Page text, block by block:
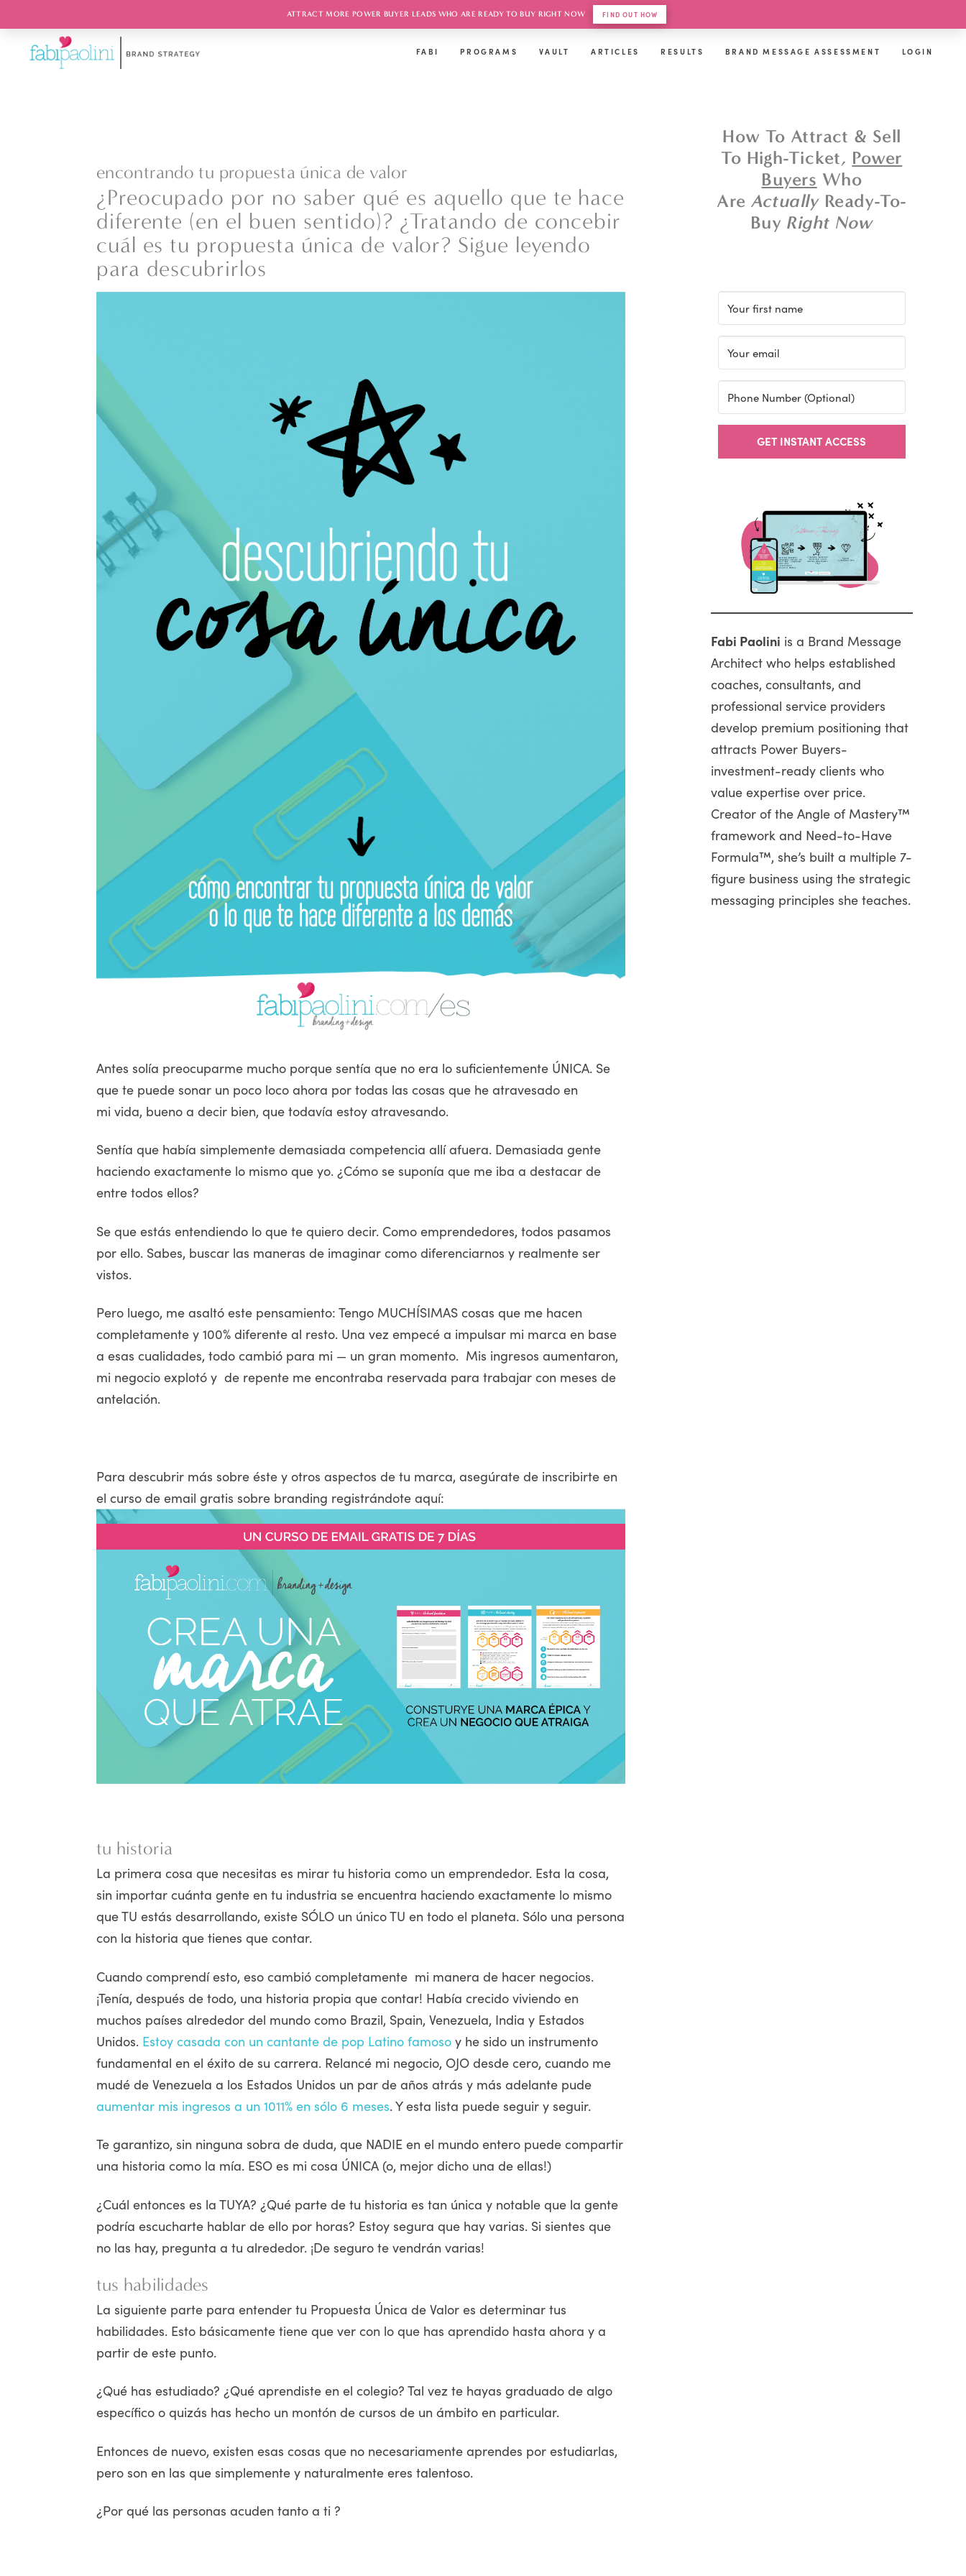
ATTRACT MORE POWER BUYER LEADS WHO ARE READY TO BUY RIGHT NOW FIND OUT HOW
FABI PROGRAMS VAULT ARTICLES RESULTS BRAND MESSAGE ASSESSMENT LOGIN
encontrando tu propuesta única de valor
¿Preocupado por no saber qué es aquello que te hace
diferente (en el buen sentido)? ¿Tratando de concebir
cuál es tu propuesta única de valor? Sigue leyendo
para descubrirlos
Antes solía preocuparme mucho porque sentía que no era lo suficientemente ÚNICA. Se
que te puede sonar un poco loco ahora por todas las cosas que he atravesado en
mi vida, bueno a decir bien, que todavía estoy atravesando.
Sentía que había simplemente demasiada competencia allí afuera. Demasiada gente
haciendo exactamente lo mismo que yo. ¿Cómo se suponía que me iba a destacar de
entre todos ellos?
Se que estás entendiendo lo que te quiero decir. Como emprendedores, todos pasamos
por ello. Sabes, buscar las maneras de imaginar como diferenciarnos y realmente ser
vistos.
Pero luego, me asaltó este pensamiento: Tengo MUCHÍSIMAS cosas que me hacen
completamente y 100% diferente al resto. Una vez empecé a impulsar mi marca en base
a esas cualidades, todo cambió para mi — un gran momento. Mis ingresos aumentaron,
mi negocio explotó y de repente me encontraba reservada para trabajar con meses de
antelación.
Para descubrir más sobre éste y otros aspectos de tu marca, asegúrate de inscribirte en
el curso de email gratis sobre branding registrándote aquí:
tu historia
La primera cosa que necesitas es mirar tu historia como un emprendedor. Esta la cosa,
sin importar cuánta gente en tu industria se encuentra haciendo exactamente lo mismo
que TU estás desarrollando, existe SÓLO un único TU en todo el planeta. Sólo una persona
con la historia que tienes que contar.
Cuando comprendí esto, eso cambió completamente mi manera de hacer negocios.
¡Tenía, después de todo, una historia propia que contar! Había crecido viviendo en
muchos países alrededor del mundo como Brazil, Spain, Venezuela, India y Estados
Unidos. Estoy casada con un cantante de pop Latino famosoy he sido un instrumento
fundamental en el éxito de su carrera. Relancé mi negocio, OJO desde cero, cuando me
mudé de Venezuela a los Estados Unidos un par de años atrás y más adelante pude
aumentar mis ingresos a un 1011% en sólo 6 meses. Y esta lista puede seguir y seguir.
Te garantizo, sin ninguna sobra de duda, que NADIE en el mundo entero puede compartir
una historia como la mía. ESO es mi cosa ÚNICA (o, mejor dicho una de ellas!)
¿Cuál entonces es la TUYA? ¿Qué parte de tu historia es tan única y notable que la gente
podría escucharte hablar de ello por horas? Estoy segura que hay varias. Si sientes que
no las hay, pregunta a tu alrededor. ¡De seguro te vendrán varias!
tus habilidades
La siguiente parte para entender tu Propuesta Única de Valor es determinar tus
habilidades. Esto básicamente tiene que ver con lo que has aprendido hasta ahora y a
partir de este punto.
¿Qué has estudiado? ¿Qué aprendiste en el colegio? Tal vez te hayas graduado de algo
específico o quizás has hecho un montón de cursos de un ámbito en particular.
Entonces de nuevo, existen esas cosas que no necesariamente aprendes por estudiarlas,
pero son en las que simplemente y naturalmente eres talentoso.
¿Por qué las personas acuden tanto a ti ?
How To Attract & Sell
To High-Ticket, Power
Buyers Who
Are ActuallyReady-To-
Buy Right Now
GET INSTANT ACCESS
Fabi Paolini is a Brand Message
Architect who helps established
coaches, consultants, and
professional service providers
develop premium positioning that
attracts Power Buyers-
investment-ready clients who
value expertise over price.
Creator of the Angle of Mastery™
framework and Need-to-Have
Formula™, she’s built a multiple 7-
figure business using the strategic
messaging principles she teaches.